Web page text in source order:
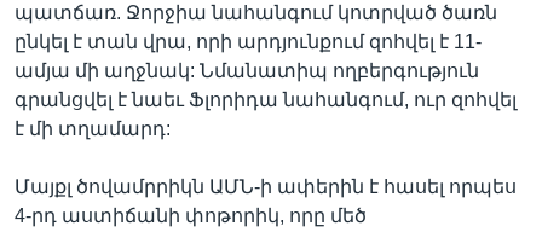
պատճառ. Ջորջիա նահանգում կոտրված ծառն
ընկել է տան վրա, որի արդյունքում զոհվել է 11-
ամյա մի աղջնակ: Նմանատիպ ողբերգություն
գրանցվել է նաեւ Ֆլորիդա նահանգում, ուր զոհվել
է մի տղամարդ:
Մայքլ ծովամրրիկն ԱՄՆ-ի ափերին է հասել որպես
4-րդ աստիճանի փոթորիկ, որը մեծ